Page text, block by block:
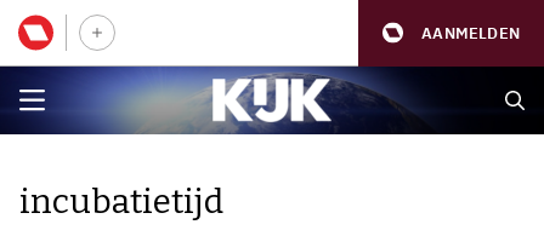
AANMELDEN
incubatietijd